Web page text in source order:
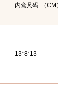
内盒尺码 （CM
13*8*13